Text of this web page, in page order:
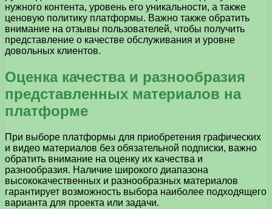
нужного контента, уровень его уникальности, а также
ценовую политику платформы. Важно также обратить
внимание на отзывы пользователей, чтобы получить
представление о качестве обслуживания и уровне
довольных клиентов.
Оценка качества и разнообразия
представленных материалов на
платформе
При выборе платформы для приобретения графических
и видео материалов без обязательной подписки, важно
обратить внимание на оценку их качества и
разнообразия. Наличие широкого диапазона
высококачественных и разнообразных материалов
гарантирует возможность выбора наиболее подходящего
варианта для проекта или задачи.